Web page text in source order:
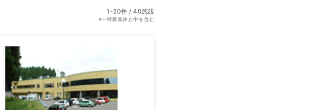
1-20件 / 40施設
※一時募集休止中を含む